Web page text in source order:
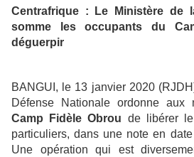
Centrafrique : Le Ministère de
somme les occupants du
déguerpir
BANGUI, le 13 janvier 2020
Défense Nationale ordonne aux
Camp Fidèle Obrou de libérer
particuliers, dans une note en
Une opération qui est